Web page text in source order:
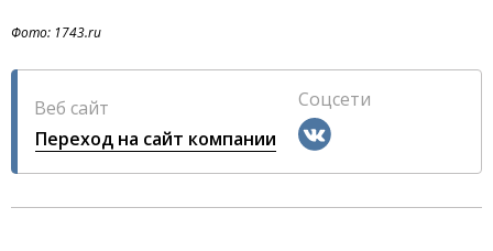
Фото: 1743.ru
Веб сайт
Переход на сайт компании
Соцсети